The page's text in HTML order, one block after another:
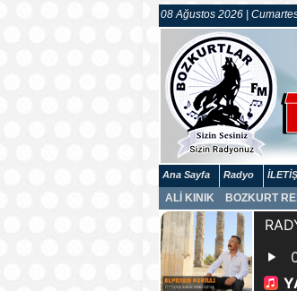
08 Ağustos 2026 |
Ana Sayfa Radyo
ALİ KINIK BOZKURT